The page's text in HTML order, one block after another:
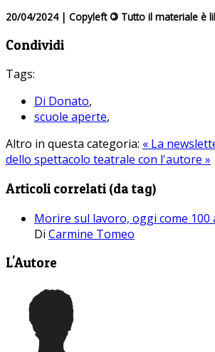
20/04/2024 | Copyleft © Tutto il materiale è
Condividi
Tags:
Di Donato,
scuole aperte,
Altro in questa categoria: « La
dello spettacolo teatrale con l'autore »
Articoli correlati (da tag)
Morire sul lavoro, oggi come 100
Di Carmine Tomeo
L'Autore